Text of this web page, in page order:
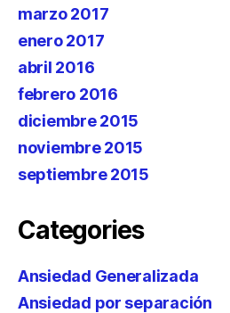
marzo 2017
enero 2017
abril 2016
febrero 2016
diciembre 2015
noviembre 2015
septiembre 2015
Categories
Ansiedad Generalizada
Ansiedad por separación